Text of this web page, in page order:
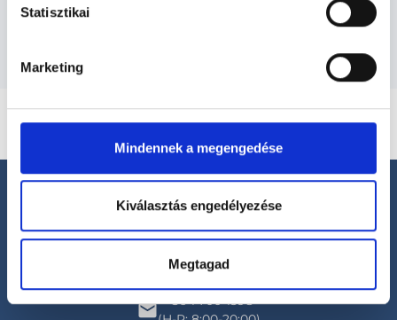
Statisztikai
Marketing
Mindennek a megengedése
Kiválasztás engedélyezése
Megtagad
Budapesti és vidéki diagnoszta orvosok
Segíthetünk?
+36 1 700-1398